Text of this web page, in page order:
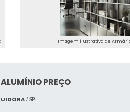
Imagem ilustrativa de
PREÇO
/ SP